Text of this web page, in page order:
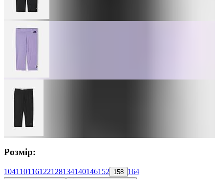
Розмір:
104110116122128134140146152 158 164